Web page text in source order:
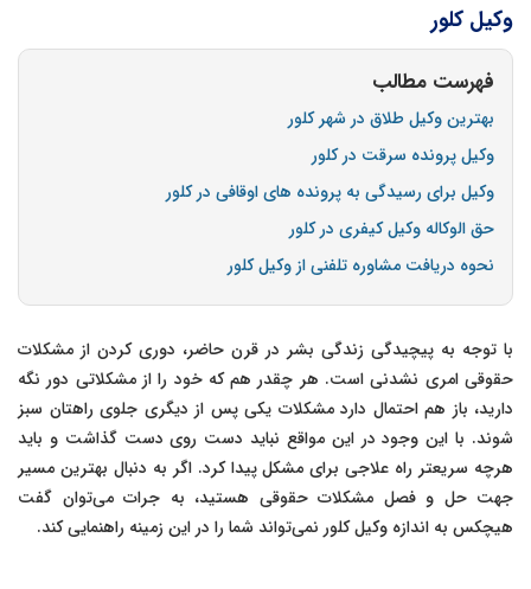
وکیل کلور
فهرست مطالب
بهترین وکیل طلاق در شهر کلور
وکیل پرونده سرقت در کلور
وکیل برای رسیدگی به پرونده های اوقافی در کلور
حق الوکاله وکیل کیفری در کلور
نحوه دریافت مشاوره تلفنی از وکیل کلور
با توجه به پیچیدگی زندگی بشر در قرن حاضر، دوری کردن از مشکلات
حقوقی امری نشدنی است. هر چقدر هم که خود را از مشکلاتی دور نگه
دارید، باز هم احتمال دارد مشکلات یکی پس از دیگری جلوی راهتان سبز
شوند. با این وجود در این مواقع نباید دست روی دست گذاشت و باید
هرچه سریعتر راه علاجی برای مشکل پیدا کرد. اگر به دنبال بهترین مسیر
جهت حل و فصل مشکلات حقوقی هستید، به جرات می‌توان گفت
هیچکس به اندازه وکیل کلور نمی‌تواند شما را در این زمینه راهنمایی کند.